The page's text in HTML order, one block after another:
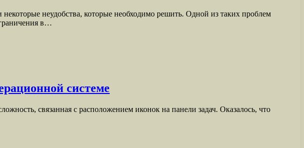
неудобства, которые необходимо решить. Одной из таких проблем
в…
системе
связанная с расположением иконок на панели задач. Оказалось, что